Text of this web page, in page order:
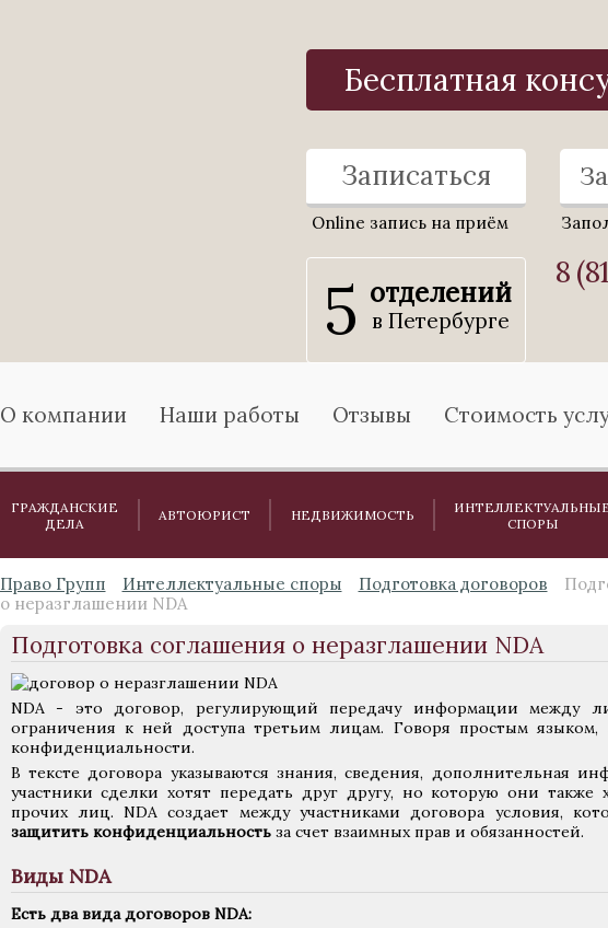
Бесплатная
Записаться
Online запись на приём
5 отделений
в Петербурге
8
О компании Наши работы Отзывы Стоимость
ГРАЖДАНСКИЕ
ДЕЛА
АВТОЮРИСТ НЕДВИЖИМОСТЬ
СПОРЫ
Право Групп Интеллектуальные споры Подготовка договоров
о неразглашении NDA
Подготовка соглашения о неразглашении NDA
NDA - это договор, регулирующий передачу информации между
ограничения к ней доступа третьим лицам. Говоря простым языком,
конфиденциальности.
В тексте договора указываются знания, сведения, дополнительная
участники сделки хотят передать друг другу, но которую они также
прочих лиц. NDA создает между участниками договора условия,
защитить конфиденциальностьза счет взаимных прав и обязанностей.
Виды NDA
Есть два вида договоров NDA: